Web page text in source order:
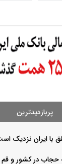
پربازدیدترین
با ایران نزدیک
حجاب در کشور و